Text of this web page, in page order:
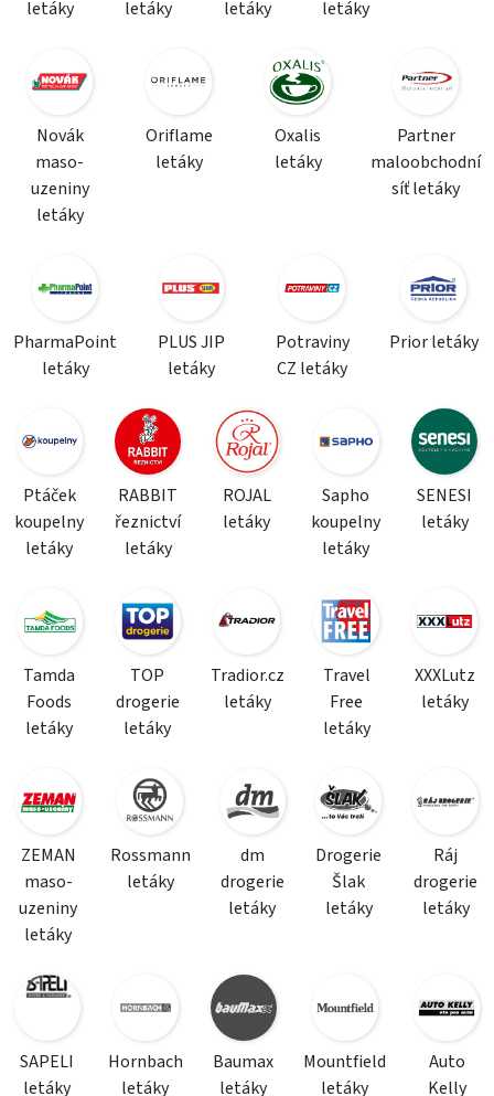
letáky
letáky
letáky
letáky
Novák
maso-
uzeniny
letáky
Oriflame
letáky
Oxalis
letáky
Partner
maloobchodní
síť letáky
PharmaPoint
letáky
PLUS JIP
letáky
Potraviny
CZ letáky
Prior letáky
Ptáček
koupelny
letáky
RABBIT
řeznictví
letáky
ROJAL
letáky
Sapho
koupelny
letáky
SENESI
letáky
Tamda
Foods
letáky
TOP
drogerie
letáky
Tradior.cz
letáky
Travel
Free
letáky
XXXLutz
letáky
ZEMAN
maso-
uzeniny
letáky
Rossmann
letáky
dm
drogerie
letáky
Drogerie
Šlak
letáky
Ráj
drogerie
letáky
SAPELI
letáky
Hornbach
letáky
Baumax
letáky
Mountfield
letáky
Auto
Kelly